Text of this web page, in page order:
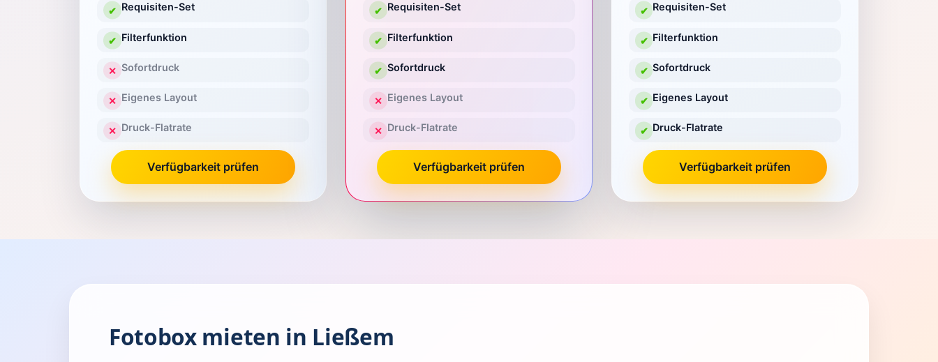
✔ Requisiten-Set
✔ Filterfunktion
✕ Sofortdruck
✕ Eigenes Layout
✕ Druck-Flatrate
Verfügbarkeit prüfen
✔ Requisiten-Set
✔ Filterfunktion
✔ Sofortdruck
✕ Eigenes Layout
✕ Druck-Flatrate
Verfügbarkeit prüfen
✔ Requisiten-Set
✔ Filterfunktion
✔ Sofortdruck
✔ Eigenes Layout
✔ Druck-Flatrate
Verfügbarkeit prüfen
Fotobox mieten in Ließem